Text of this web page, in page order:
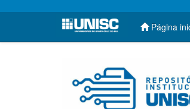
Skip
Página